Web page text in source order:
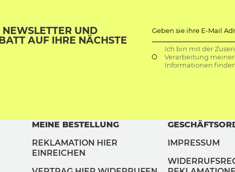
UND
AUF IHRE NÄCHSTE
Geben sie ihre E-Mail
Ich bin mit der
Verarbeitung
Informationen
MEINE BESTELLUNG
REKLAMATION HIER
EINREICHEN
IMPRESSUM